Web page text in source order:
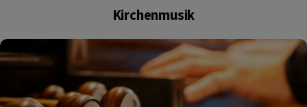
Kirchenmusik